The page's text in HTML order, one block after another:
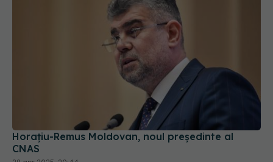
Horaţiu-Remus Moldovan, noul președinte al
28 apr 2025, 20:44